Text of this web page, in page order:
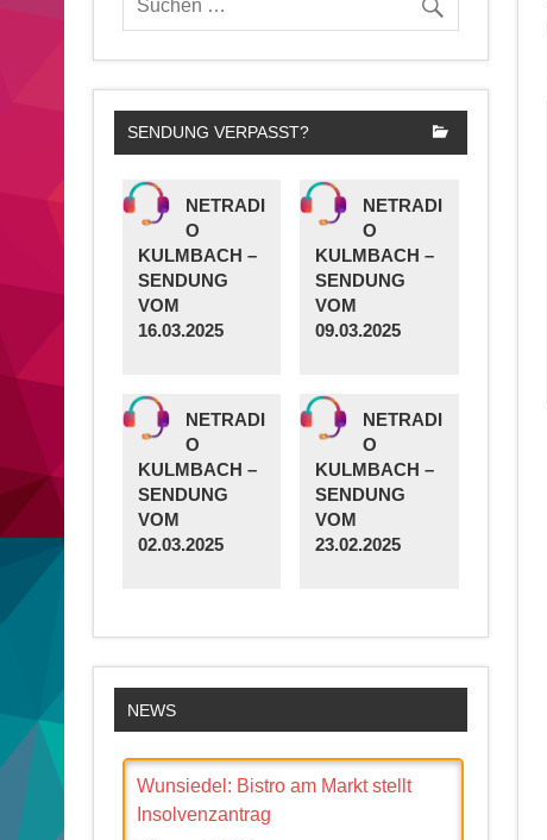
SENDUNG VERPASST?
NETRADI
O
KULMBACH –
SENDUNG
VOM
16.03.2025
NETRADI
O
KULMBACH –
SENDUNG
VOM
09.03.2025
NETRADI
O
KULMBACH –
SENDUNG
VOM
02.03.2025
NETRADI
O
KULMBACH –
SENDUNG
VOM
23.02.2025
NEWS
Wunsiedel: Bistro am Markt stellt
Insolvenzantrag